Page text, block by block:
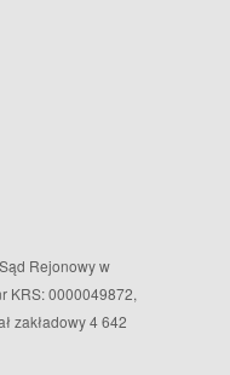
Rejonowy w
KRS: 0000049872,
zakładowy 4 642